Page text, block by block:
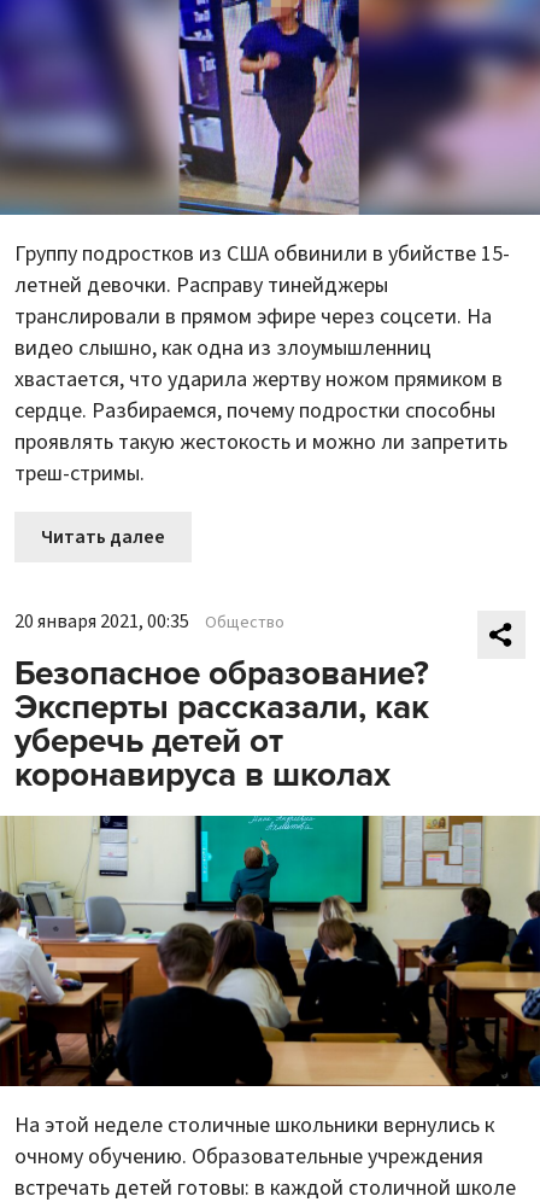
Группу подростков из США обвинили в убийстве 15-
летней девочки. Расправу тинейджеры
транслировали в прямом эфире через соцсети. На
видео слышно, как одна из злоумышленниц
хвастается, что ударила жертву ножом прямиком в
сердце. Разбираемся, почему подростки способны
проявлять такую жестокость и можно ли запретить
треш-стримы.
Читать далее
20 января 2021, 00:35 Общество
Безопасное образование?
Эксперты рассказали, как
уберечь детей от
коронавируса в школах
На этой неделе столичные школьники вернулись к
очному обучению. Образовательные учреждения
встречать детей готовы: в каждой столичной школе